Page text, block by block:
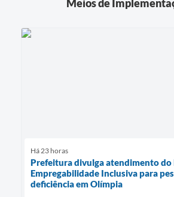
Meios de
Há 23 horas
Prefeitura divulga atendimento do
Empregabilidade Inclusiva para
deficiência em Olímpia